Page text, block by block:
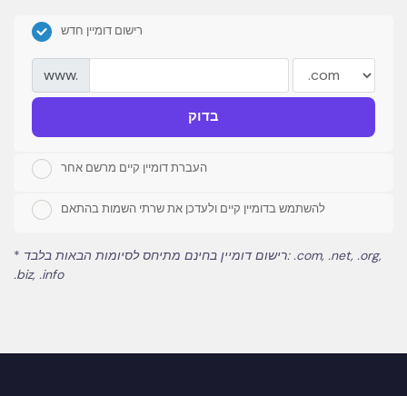
רישום דומיין חדש
www.
בדוק
העברת דומיין קיים מרשם אחר
להשתמש בדומיין קיים ולעדכן את שרתי השמות בהתאם
* רישום דומיין בחינם מתיחס לסיומות הבאות בלבד: .com, .net, .org,
.biz, .info